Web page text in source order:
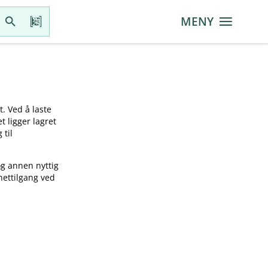
MENY
Ved å laste
ligger lagret
til
annen nyttig
ved